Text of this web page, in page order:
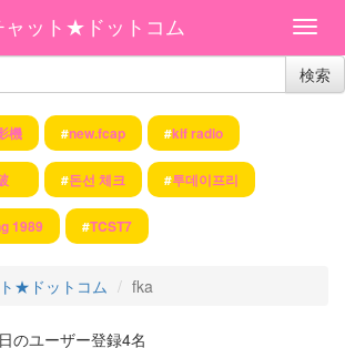
ャット★ドットコム
検索
機 #new.fcap #kif radio
#돈선 체크 #투데이프리
1989 #TCST7
★ドットコム fka
のユーザー登録4名